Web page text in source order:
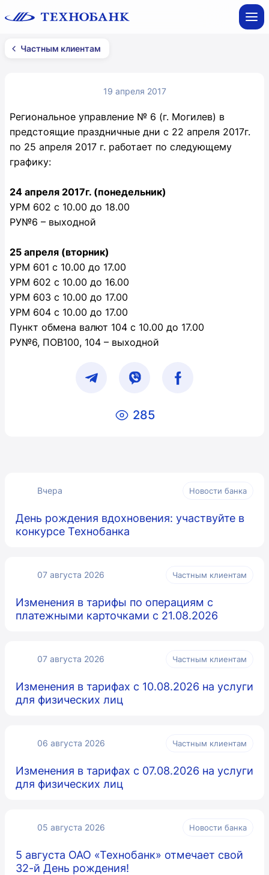
Частным клиентам
19 апреля 2017
Региональное управление № 6 (г. Могилев) в
предстоящие праздничные дни c 22 апреля 2017г.
по 25 апреля 2017 г. работает по следующему
графику:
24 апреля 2017г. (понедельник)
УРМ 602 с 10.00 до 18.00
РУ№6 – выходной
25 апреля (вторник)
УРМ 601 с 10.00 до 17.00
УРМ 602 с 10.00 до 16.00
УРМ 603 с 10.00 до 17.00
УРМ 604 с 10.00 до 17.00
Пункт обмена валют 104 с 10.00 до 17.00
РУ№6, ПОВ100, 104 – выходной
285
Вчера Новости банка
День рождения вдохновения: участвуйте в
конкурсе Технобанка
07 августа 2026 Частным клиентам
Изменения в тарифы по операциям с
платежными карточками с 21.08.2026
07 августа 2026 Частным клиентам
Изменения в тарифах с 10.08.2026 на услуги
для физических лиц
06 августа 2026 Частным клиентам
Изменения в тарифах с 07.08.2026 на услуги
для физических лиц
05 августа 2026 Новости банка
5 августа ОАО «Технобанк» отмечает свой
32-й День рождения!